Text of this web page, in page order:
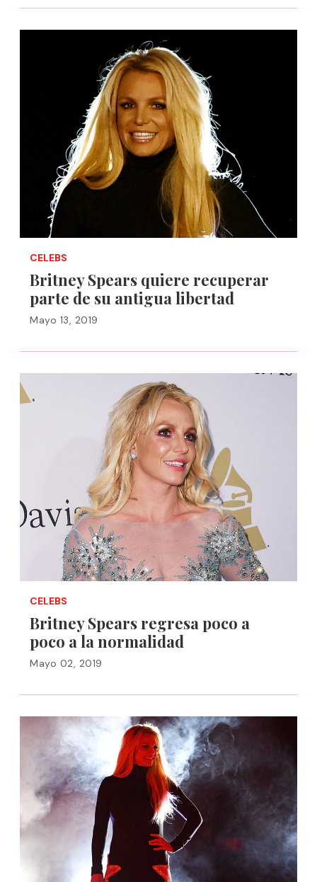
CELEBS
Britney Spears quiere recuperar
parte de su antigua libertad
Mayo 13, 2019
CELEBS
Britney Spears regresa poco a
poco a la normalidad
Mayo 02, 2019